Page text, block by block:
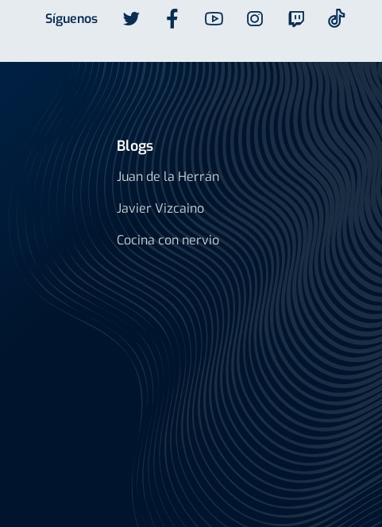
Síguenos
Blogs
Juan de la Herrán
Javier Vizcaino
Cocina con nervio